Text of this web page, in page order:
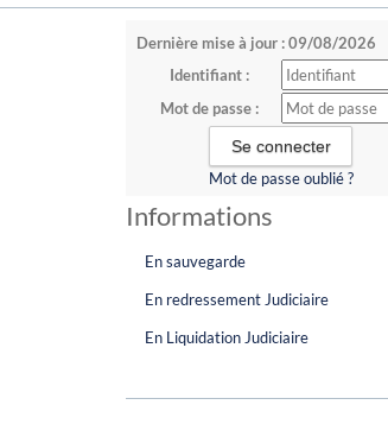
Dernière mise à jour : 09/08/2026
Identifiant :
Mot de passe :
Mot de passe oublié ?
Informations
En sauvegarde
En redressement Judiciaire
En Liquidation Judiciaire